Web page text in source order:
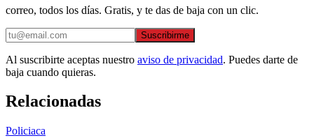
correo, todos los días. Gratis, y te das de baja con un clic.
Suscribirme
Al suscribirte aceptas nuestro aviso de privacidad. Puedes darte de
baja cuando quieras.
Relacionadas
Policiaca